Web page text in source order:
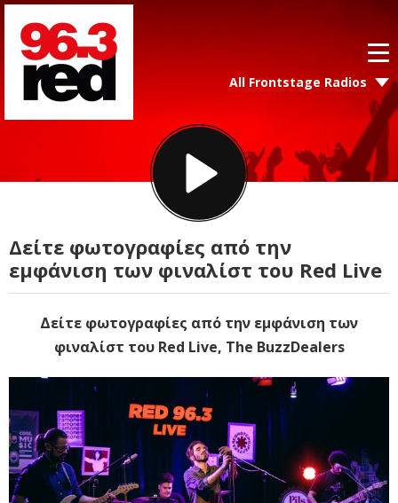
All Frontstage Radios
Δείτε φωτογραφίες από την
εμφάνιση των φιναλίστ του Red Live
Δείτε φωτογραφίες από την εμφάνιση των
φιναλίστ του Red Live, The BuzzDealers